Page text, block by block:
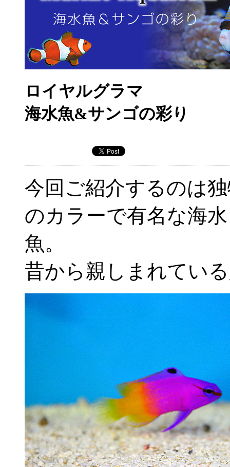
ロイヤルグラマ
海水魚&サンゴの彩り
今回ご紹介するのは
のカラーで有名な海水
魚。
昔から親しまれてい